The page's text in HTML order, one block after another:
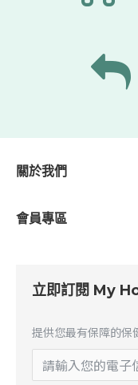
關於我們
會員專區
立即訂閱 My
提供您最有保障的保